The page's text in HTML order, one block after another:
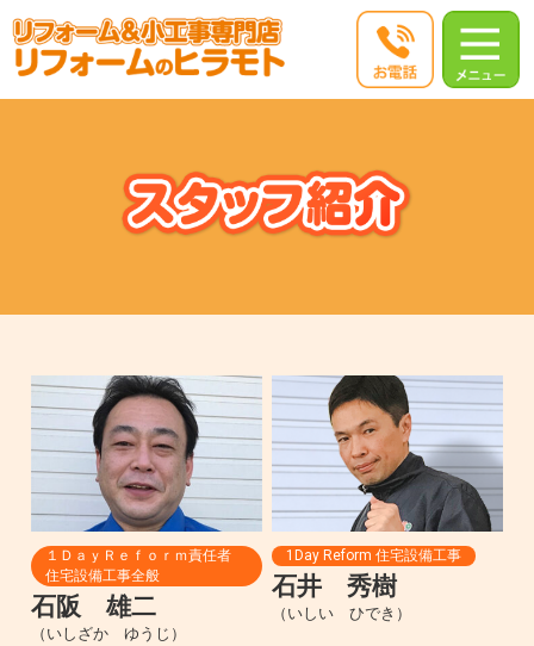
１ＤａｙＲｅｆｏｒｍ責任者
住宅設備工事全般
石阪 雄二
（いしざか ゆうじ）
1Day Reform 住宅設備工事
石井 秀樹
（いしい ひでき）